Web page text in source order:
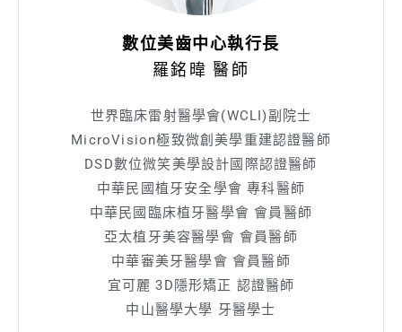
數位美齒中心執行長
羅銘暐 醫師
世界臨床雷射醫學會(WCLI)副院士
MicroVision極致微創美學重建認證醫師
DSD數位微笑美學設計國際認證醫師
中華民國植牙安全學會 專科醫師
中華民國臨床植牙醫學會 會員醫師
亞太植牙美容醫學會 會員醫師
中華審美牙醫學會 會員醫師
宜可麗 3D隱形矯正 認證醫師
中山醫學大學 牙醫學士